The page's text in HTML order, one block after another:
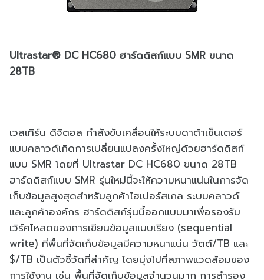
Ultrastar® DC HC680 ฮาร์ดดิสก์แบบ SMR ขนาด
28TB
เวสเทิร์น ดิจิตอล กำลังขับเคลื่อนให้ระบบดาต้าเซ็นเตอร์
แบบคลาวด์เกิดการเปลี่ยนแปลงครั้งใหญ่ด้วยฮาร์ดดิสก์
แบบ SMR โดยที่ Ultrastar DC HC680 ขนาด 28TB
ฮาร์ดดิสก์แบบ SMR รุ่นใหม่นี้จะให้ความหนาแน่นในการจัด
เก็บข้อมูลสูงสุดสำหรับลูกค้าไฮเปอร์สเกล ระบบคลาวด์
และลูกค้าองค์กร ฮาร์ดดิสก์รุ่นนี้ออกแบบมาเพื่อรองรับ
เวิร์คโหลดของการเขียนข้อมูลแบบเรียง (sequential
write) ที่พื้นที่จัดเก็บข้อมูลมีความหนาแน่น วัตต์/TB และ
$/TB เป็นตัวชี้วัดที่สำคัญ โดยมุ่งไปที่สภาพแวดล้อมของ
การใช้งาน เช่น พื้นที่จัดเก็บข้อมูลจำนวนมาก การสำรอง